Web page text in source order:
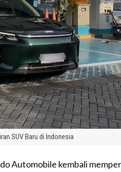
SUV Baru di Indonesia
Automobile kembali